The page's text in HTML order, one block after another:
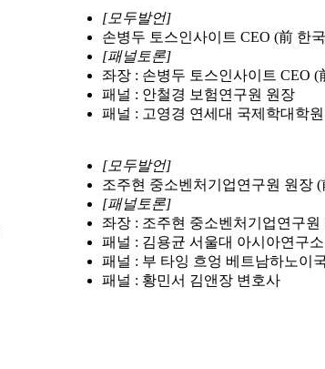
[모두발언]
손병두 토스인사이트 CEO (前 한
[패널토론]
좌장 : 손병두 토스인사이트 CEO
패널 : 안철경 보험연구원 원장
패널 : 고영경 연세대 국제학대학
[모두발언]
조주현 중소벤처기업연구원 원장
[패널토론]
좌장 : 조주현 중소벤처기업연구
패널 : 김용균 서울대 아시아연구
패널 : 부 타잉 흐엉 베트남하노이
패널 : 황민서 김앤장 변호사